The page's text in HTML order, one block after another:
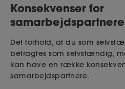
Konsekvenser for
Det forhold, at du som
betragtes som selvstændig,
kan have en række
samarbejdspartnere.